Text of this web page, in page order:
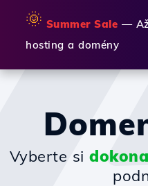
🌞 Summer Sale —
hosting a domény
Vyberte si